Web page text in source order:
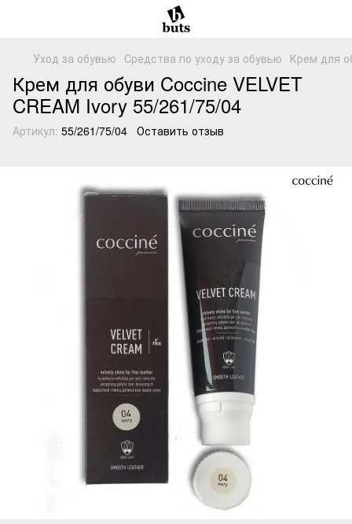
Уход за обувью Средства по уходу за обувью Крем для
Крем для обуви Coccine VELVET
CREAM Ivory 55/261/75/04
Артикул: 55/261/75/04 Оставить отзыв